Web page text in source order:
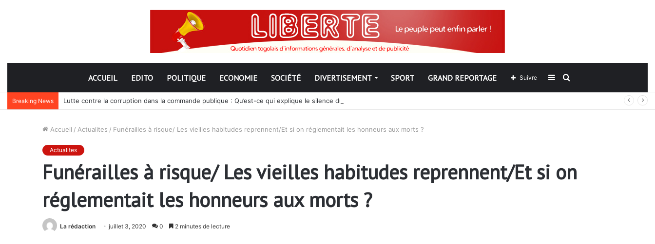
ACCUEIL EDITO POLITIQUE ECONOMIE SOCIÉTÉ DIVERTISEMENT SPORT GRAND REPORTAGE Rechercher
Sidebar
(barre
Suivre
Breaking News Lutte contre la corruption dans la commande publique : Qu’est-ce qui explique le silence du parquet général sur les dossiers de l’ARCOP?
Accueil / Actualites / Funérailles à risque/ Les vieilles habitudes reprennent/Et si on réglementait les honneurs aux morts ?
Actualites
Funérailles à risque/ Les vieilles habitudes reprennent/Et si on
réglementait les honneurs aux morts ?
La rédaction juillet 3, 2020 0 2 minutes de lecture